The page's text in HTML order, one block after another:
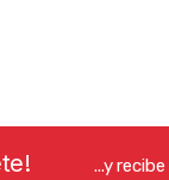
...y recibe